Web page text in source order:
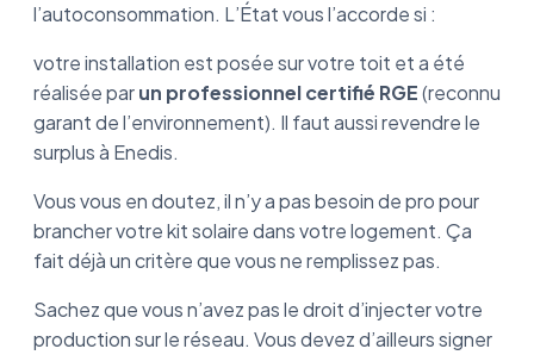
l’autoconsommation. L’État vous l’accorde si :
votre installation est posée sur votre toit et a été
réalisée parun professionnel certifié RGE(reconnu
garant de l’environnement). Il faut aussi revendre le
surplus à Enedis.
Vous vous en doutez, il n’y a pas besoin de pro pour
brancher votre kit solaire dans votre logement. Ça
fait déjà un critère que vous ne remplissez pas.
Sachez que vous n’avez pas le droit d’injecter votre
production sur le réseau. Vous devez d’ailleurs signer